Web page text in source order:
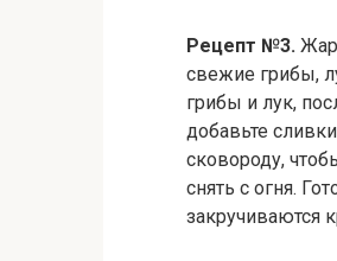
Рецепт №3.
свежие грибы,
грибы и лук,
добавьте
сковороду,
снять с огня.
закручиваются